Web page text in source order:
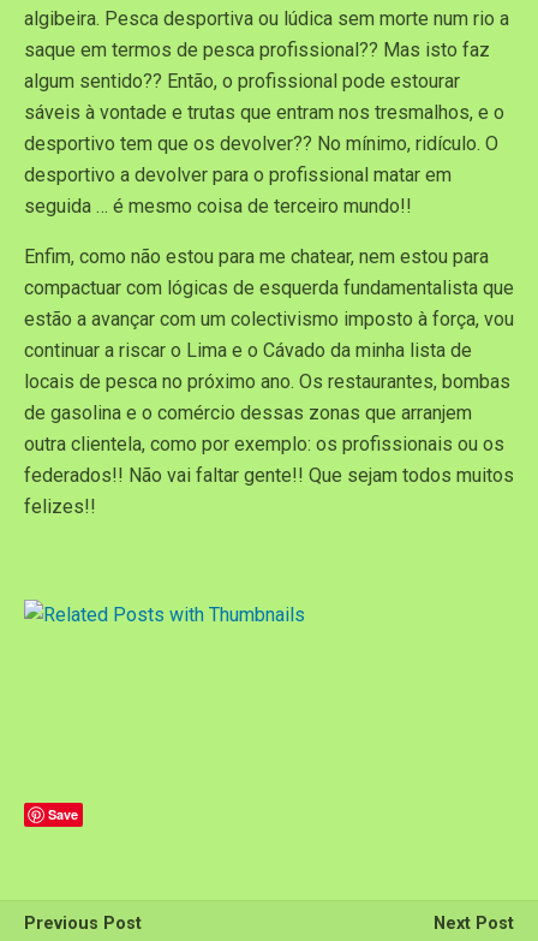
algibeira. Pesca desportiva ou lúdica sem morte num rio a
saque em termos de pesca profissional?? Mas isto faz
algum sentido?? Então, o profissional pode estourar
sáveis à vontade e trutas que entram nos tresmalhos, e o
desportivo tem que os devolver?? No mínimo, ridículo. O
desportivo a devolver para o profissional matar em
seguida … é mesmo coisa de terceiro mundo!!
Enfim, como não estou para me chatear, nem estou para
compactuar com lógicas de esquerda fundamentalista que
estão a avançar com um colectivismo imposto à força, vou
continuar a riscar o Lima e o Cávado da minha lista de
locais de pesca no próximo ano. Os restaurantes, bombas
de gasolina e o comércio dessas zonas que arranjem
outra clientela, como por exemplo: os profissionais ou os
federados!! Não vai faltar gente!! Que sejam todos muitos
felizes!!
Save
Previous Post
Next Post